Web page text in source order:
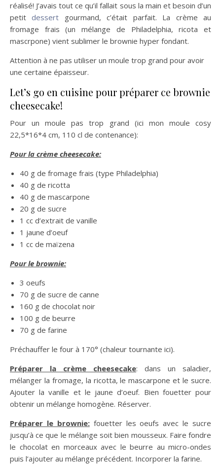
réalisé! J’avais tout ce qu’il fallait sous la main et besoin d’un
petitdessert gourmand, c’était parfait. La crème au
fromage frais (un mélange de Philadelphia, ricota et
mascrpone) vient sublimer le brownie hyper fondant.
Attention à ne pas utiliser un moule trop grand pour avoir
une certaine épaisseur.
Let’s go en cuisine pour préparer ce brownie
cheesecake!
Pour un moule pas trop grand (ici mon moule cosy
22,5*16*4 cm, 110 cl de contenance):
Pour la crème cheesecake:
40 g de fromage frais (type Philadelphia)
40 g de ricotta
40 g de mascarpone
20 g de sucre
1 cc d’extrait de vanille
1 jaune d’oeuf
1 cc de maïzena
Pour le brownie:
3 oeufs
70 g de sucre de canne
160 g de chocolat noir
100 g de beurre
70 g de farine
Préchauffer le four à 170° (chaleur tournante ici).
Préparer la crème cheesecake: dans un saladier,
mélanger la fromage, la ricotta, le mascarpone et le sucre.
Ajouter la vanille et le jaune d’oeuf. Bien fouetter pour
obtenir un mélange homogène. Réserver.
Préparer le brownie:fouetter les oeufs avec le sucre
jusqu’à ce que le mélange soit bien mousseux. Faire fondre
le chocolat en morceaux avec le beurre au micro-ondes
puis l’ajouter au mélange précédent. Incorporer la farine.